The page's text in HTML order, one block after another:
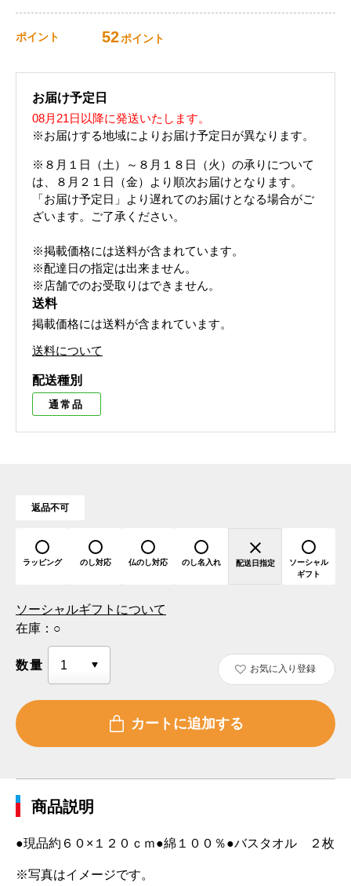
ポイント 52ポイント
お届け予定日
08月21日以降に発送いたします。
※お届けする地域によりお届け予定日が異なります。
※８月１日（土）～８月１８日（火）の承りについて
は、８月２１日（金）より順次お届けとなります。
「お届け予定日」より遅れてのお届けとなる場合がご
ざいます。ご了承ください。
※掲載価格には送料が含まれています。
※配達日の指定は出来ません。
※店舗でのお受取りはできません。
送料
掲載価格には送料が含まれています。
送料について
配送種別
通常品
返品不可
ラッピング のし対応 仏のし対応 のし名入れ 配送日指定
ソーシャル
ギフト
ソーシャルギフトについて
在庫： ○
数量 お気に入り登録
商品説明
●現品約６０×１２０ｃｍ●綿１００％●バスタオル ２枚
※写真はイメージです。